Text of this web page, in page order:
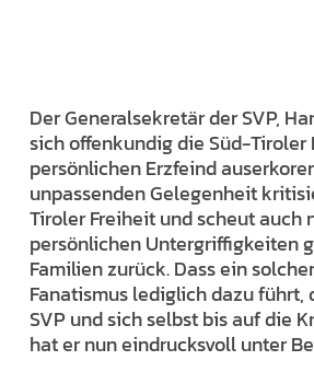
Der Generalsekretär der SVP,
sich offenkundig die Süd-Tiroler
persönlichen Erzfeind
unpassenden Gelegenheit
Tiroler Freiheit und scheut auch
persönlichen Untergriffigkeiten
Familien zurück. Dass ein
Fanatismus lediglich dazu führt,
SVP und sich selbst bis auf die
hat er nun eindrucksvoll unter